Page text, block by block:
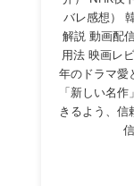
バレ感想）
解説 動画配
用法 映画レ
年のドラマ愛
「新しい名
きるよう、信